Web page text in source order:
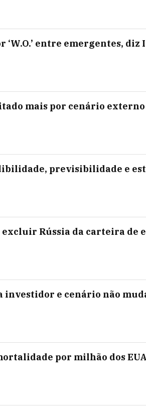
entre emergentes, diz
mais por cenário externo
previsibilidade e
Rússia da carteira de
e cenário não
por milhão dos